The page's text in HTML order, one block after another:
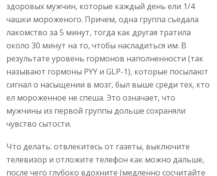
здоровых мужчин, которые каждый день ели 1/4
чашки мороженого. Причем, одна группа съедала
лакомство за 5 минут, тогда как другая тратила
около 30 минут на то, чтобы насладиться им. В
результате уровень гормонов наполненности (так
называют гормоны PYY и GLP-1), которые посылают
сигнал о насыщении в мозг, был выше среди тех, кто
ел мороженное не спеша. Это означает, что
мужчины из первой группы дольше сохраняли
чувство сытости.
Что делать: отвлекитесь от газеты, выключите
телевизор и отложите телефон как можно дальше,
после чего глубоко вдохните (медленно сосчитайте